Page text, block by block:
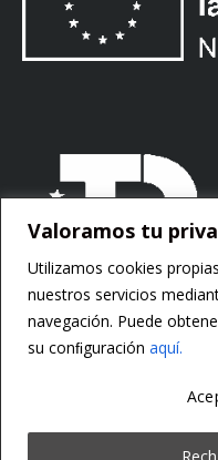
Valoramos tu
Utilizamos cookies
nuestros servicios
navegación. Puede
su conﬁguración aquí.